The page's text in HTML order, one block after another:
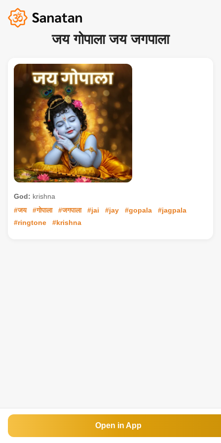
जय गोपाला जय जगपाला
God: krishna
#जय
#गोपाला #जगपाला #jai #jay #gopala
#jagpala
#ringtone
#krishna
Open in App